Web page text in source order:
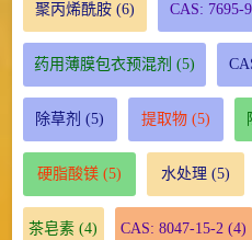
聚丙烯酰胺(6) CAS: 7695-
药用薄膜包衣预混剂 (5)
除草剂 (5) 提取物(5)
硬脂酸镁(5) 水处理 (5)
茶皂素 (4) CAS: 8047-15-2 (4)